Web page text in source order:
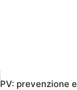
prevenzione e